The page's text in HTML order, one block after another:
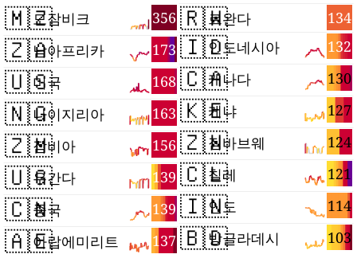
🇲🇿 356
모잠비크
🇿🇦 173
남아프리카
🇺🇸 168
미국
🇳🇬 163
나이지리아
🇿🇲 156
잠비아
🇺🇬 139
우간다
🇨🇳 139
중국
🇦🇪 137
아랍에미리트
🇷🇼 134
르완다
🇮🇩 132
인도네시아
🇨🇦 130
캐나다
🇰🇪 127
케냐
🇿🇼 124
짐바브웨
🇨🇱 121
칠레
🇮🇳 114
인도
🇧🇩 103
방글라데시